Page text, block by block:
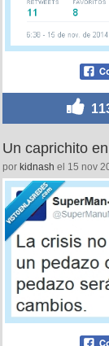
Un caprichito
por kidnash el 15 nov